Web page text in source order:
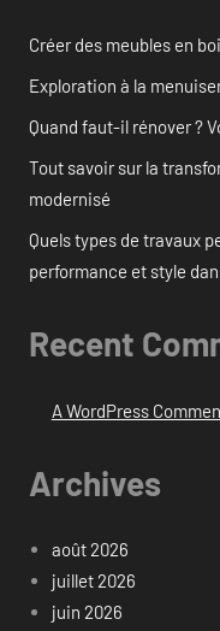
Créer des meubles en
Exploration à la
Quand faut-il rénover ?
Tout savoir sur la
modernisé
Quels types de travaux
performance et style
Recent
A WordPress
Archives
août 2026
juillet 2026
juin 2026